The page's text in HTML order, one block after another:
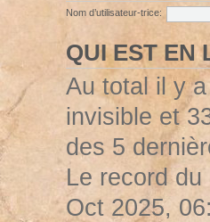
Nom d’utilisateur-trice:
QUI EST EN
Au total il y
invisible et
des 5
Le record du
Oct 2025,